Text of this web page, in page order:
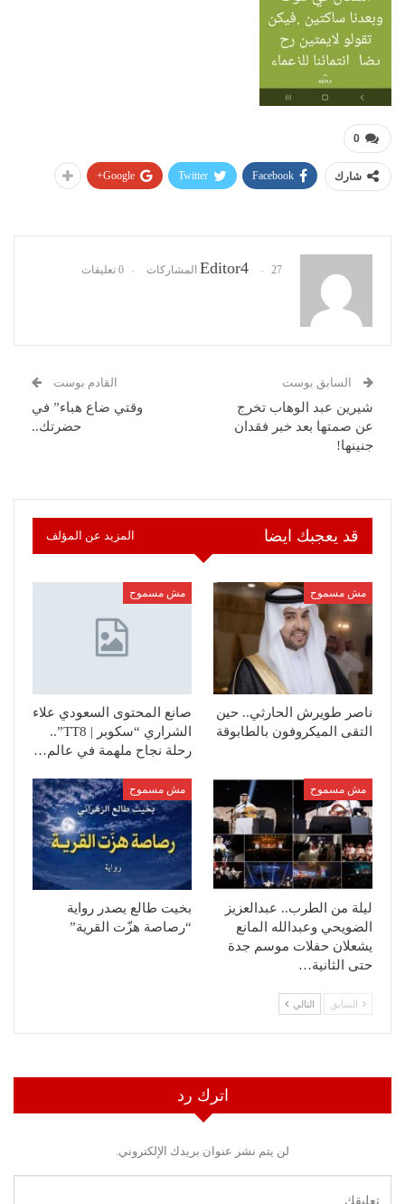
0
شارك Facebook
Twitter
Google+
Editor4 27 المشاركات 0 تعليقات
السابق بوست
شيرين عبد الوهاب تخرج
عن صمتها بعد خبر فقدان
جنينها!
القادم بوست
وقتي ضاع هباء” في
حضرتك..
قد يعجبك ايضا المزيد عن المؤلف
مش مسموح
ناصر طويرش الحارثي.. حين
التقى الميكروفون بالطابوقة
مش مسموح
صانع المحتوى السعودي علاء
الشراري “سكوبر | TT8”..
رحلة نجاح ملهمة في عالم…
مش مسموح
ليلة من الطرب.. عبدالعزيز
الضويحي وعبدالله المانع
يشعلان حفلات موسم جدة
حتى الثانية…
مش مسموح
بخيت طالع يصدر رواية
“رصاصة هزّت القرية”
السابق التالي
اترك رد
لن يتم نشر عنوان بريدك الإلكتروني.